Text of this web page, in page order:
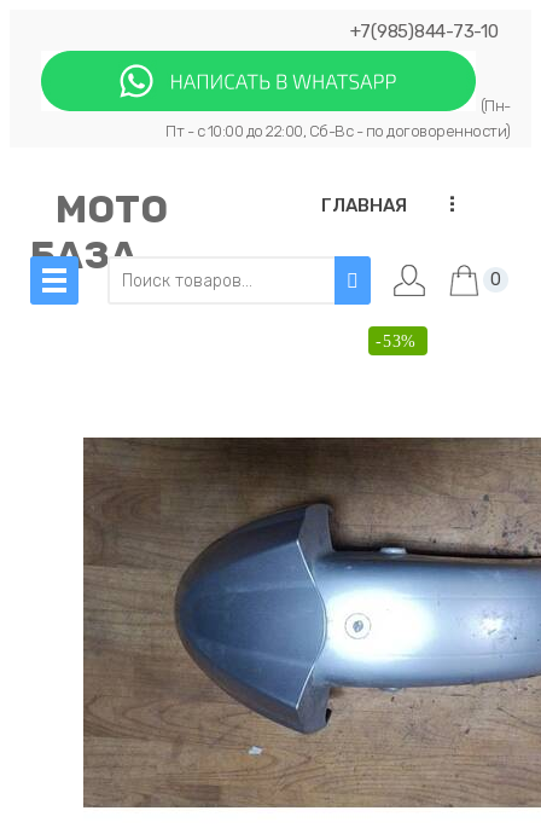
+7(985)844-73-10
(Пн-
Пт - с 10:00 до 22:00, Сб-Вс - по договоренности)
МОТО
БАЗА
ГЛАВНАЯ ...
0
-53%